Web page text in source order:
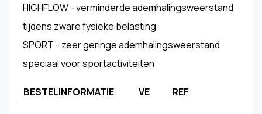
HIGHFLOW - verminderde ademhalingsweerstand
tijdens zware fysieke belasting
SPORT - zeer geringe ademhalingsweerstand
speciaal voor sportactiviteiten
BESTELINFORMATIE VE REF